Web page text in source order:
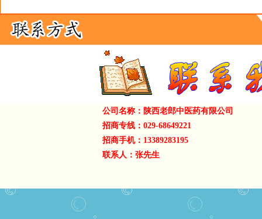
公司名称：陕西老郎中医药有限公司
招商专线：029-68649221
招商手机：13389283195
联系人：张先生